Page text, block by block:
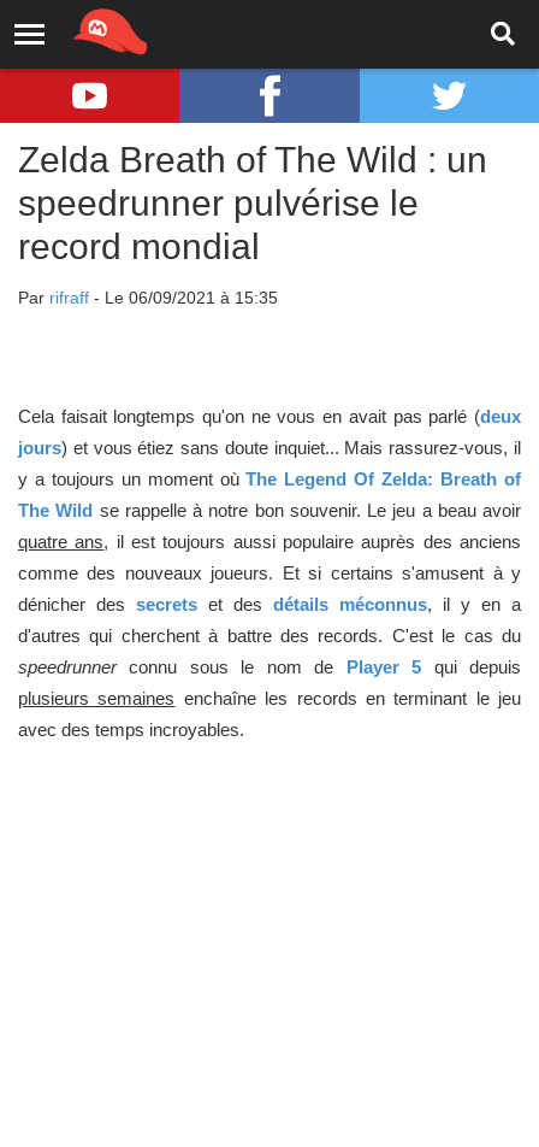
Zelda Breath of The Wild : un
speedrunner pulvérise le
record mondial
Par rifraff - Le 06/09/2021 à 15:35
Cela faisait longtemps qu'on ne vous en avait pas parlé (deux
jours) et vous étiez sans doute inquiet... Mais rassurez-vous, il
y a toujours un moment oùThe Legend Of Zelda: Breath of
The Wild se rappelle à notre bon souvenir. Le jeu a beau avoir
quatre ans, il est toujours aussi populaire auprès des anciens
comme des nouveaux joueurs. Et si certains s'amusent à y
dénicher des secrets et des détails méconnus, il y en a
d'autres qui cherchent à battre des records. C'est le cas du
speedrunnerconnu sous le nom de Player 5 qui depuis
plusieurs semaines enchaîne les records en terminant le jeu
avec des temps incroyables.